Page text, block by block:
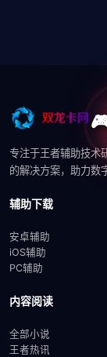
专注于王者辅助技术
的解决方案，助力数
辅助下载
安卓辅助
iOS辅助
PC辅助
内容阅读
全部小说
王者热讯